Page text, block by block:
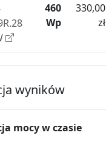
460
Wp
330,00
zł
wyników
mocy w czasie